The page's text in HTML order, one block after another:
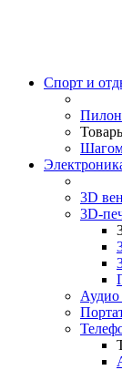
Спорт и
3D
3D-
Аудио